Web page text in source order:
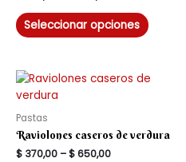
Seleccionar opciones
Pastas
Raviolones caseros de verdura
$ 370,00 –$650,00